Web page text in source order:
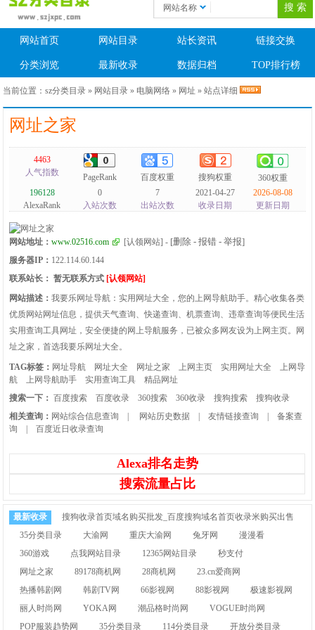
网站名称
网站首页 网站目录 站长资讯 链接交换
分类浏览 最新收录 数据归档 TOP排行榜
当前位置：sz分类目录 » 网站目录 » 电脑网络 » 网址 » 站点详细
网址之家
4463
人气指数
PageRank 百度权重 搜狗权重
360权重
196128
AlexaRank
0
入站次数
7
出站次数
2021-04-27
收录日期
2026-08-08
更新日期
网站地址：www.02516.com [认领网站] - [删除 - 报错 - 举报]
服务器IP： 122.114.60.144
联系站长： 暂无联系方式 [认领网站]
网站描述：我要乐网址导航：实用网址大全，您的上网导航助手。精心收集各类
优质网站网址信息，提供天气查询、快递查询、机票查询、违章查询等便民生活
实用查询工具网址，安全便捷的网上导航服务，已被众多网友设为上网主页。网
址之家，首选我要乐网址大全。
TAG标签： 网址导航 网址大全 网址之家 上网主页 实用网址大全
上网导
航
上网导航助手 实用查询工具
精品网址
搜索一下： 百度搜索 百度收录 360搜索 360收录 搜狗搜索
搜狗收录
相关查询： 网站综合信息查询 网站历史数据 |友情链接查询 |备案查
询
|百度近日收录查询
Alexa排名走势
搜索流量占比
最新收录
搜狗收录首页域名购买批发_百度搜狗域名首页收录米购买出售
35分类目录
大渝网 重庆大渝网 兔牙网
漫漫看
360游戏
点我网站目录 12365网站目录
秒支付
网址之家
89178商机网 28商机网
23.cn爱商网
热播韩剧网
韩剧TV网 66影视网 88影视网
极速影视网
丽人时尚网
YOKA网 潮品格时尚网
VOGUE时尚网
POP服装趋势网
35分类目录 114分类目录 开放分类目录